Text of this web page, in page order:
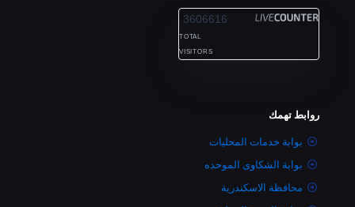
3606616
TOTAL
VISITORS
روابط تهمك
بوابة خدمات المحليات
بوابة الشكاوى الموحده
محافظة الاسكندرية